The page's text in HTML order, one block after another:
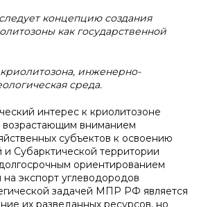
концепцию создания
как государственной
криолитозона, инженерно-
среда.
интерес к криолитозоне
возрастающим вниманием
субъектов к освоению
Субарктической территории
ориентированием
экспорт углеводородов
задачей МПР РФ является
их разведанных ресурсов, но